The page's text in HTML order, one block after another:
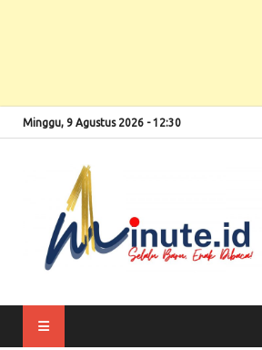
Minggu, 9 Agustus 2026 - 12:30